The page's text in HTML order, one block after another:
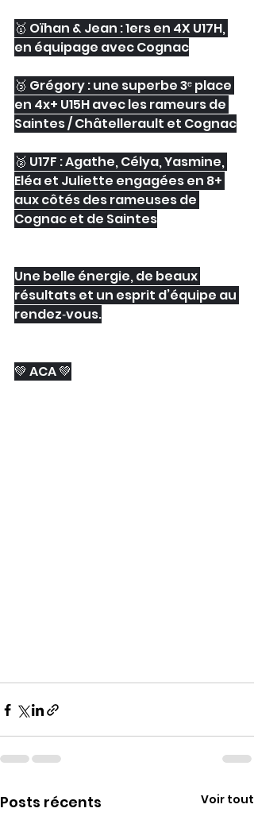
🥇 Oïhan & Jean : 1ers en 4X U17H,
en équipage avec Cognac
🥉 Grégory : une superbe 3ᵉ place
en 4x+ U15H avec les rameurs de
Saintes / Châtellerault et Cognac
🥈 U17F : Agathe, Célya, Yasmine,
Eléa et Juliette engagées en 8+
aux côtés des rameuses de
Cognac et de Saintes
Une belle énergie, de beaux
résultats et un esprit d’équipe au
rendez‑vous.
💚 ACA 💚
Posts récents Voir tout